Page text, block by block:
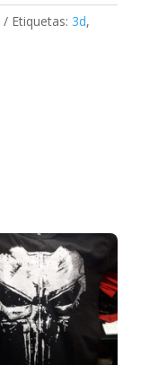
Etiquetas: 3d,